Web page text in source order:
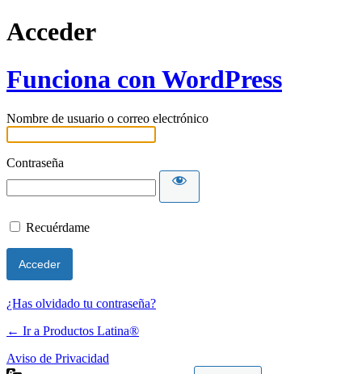
Acceder
Funciona con WordPress
Nombre de usuario o correo electrónico
Contraseña
Recuérdame
¿Has olvidado tu contraseña?
← Ir a Productos Latina®
Aviso de Privacidad